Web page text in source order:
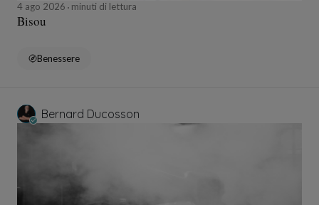
4 ago 2026 minuti di lettura
Bisou
Benessere
Bernard Ducosson